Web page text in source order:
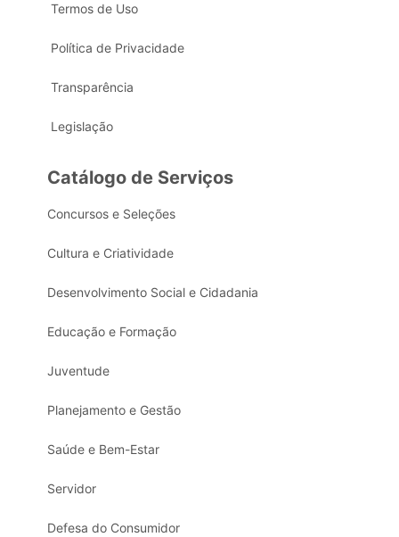
Termos de Uso
Política de Privacidade
Transparência
Legislação
Catálogo de Serviços
Concursos e Seleções
Cultura e Criatividade
Desenvolvimento Social e Cidadania
Educação e Formação
Juventude
Planejamento e Gestão
Saúde e Bem-Estar
Servidor
Defesa do Consumidor